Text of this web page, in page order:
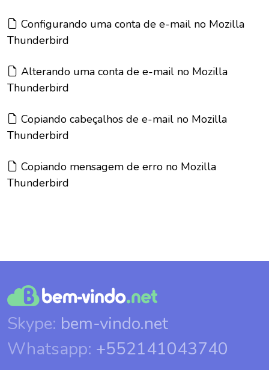
Artigo:
Configurando uma conta de e-mail no Mozilla
Thunderbird
Artigo:
Alterando uma conta de e-mail no Mozilla
Thunderbird
Artigo:
Copiando cabeçalhos de e-mail no Mozilla
Thunderbird
Artigo:
Copiando mensagem de erro no Mozilla
Thunderbird
Skype: bem-vindo.net
Whatsapp: +552141043740